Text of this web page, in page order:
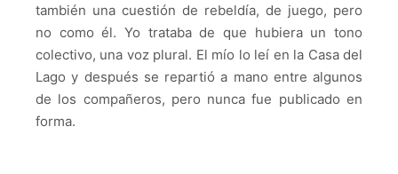
también una cuestión de rebeldía, de juego, pero
no como él. Yo trataba de que hubiera un tono
colectivo, una voz plural. El mío lo leí en la Casa del
Lago y después se repartió a mano entre algunos
de los compañeros, pero nunca fue publicado en
forma.